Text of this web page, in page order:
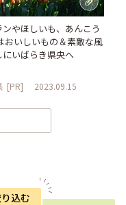
やほしいも、あんこう
おいしいもの＆素敵な風
いばらき県央へ
[PR] 2023.09.15
込む